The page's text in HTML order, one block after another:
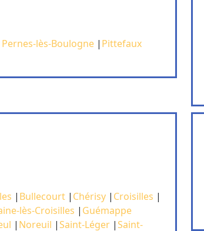
Pernes-lès-Boulogne | Pittefaux
| Bullecourt | Chérisy | Croisilles |
lès-Croisilles | Guémappe
| Noreuil |Saint-Léger |Saint-